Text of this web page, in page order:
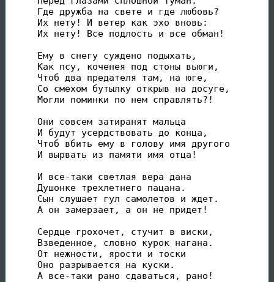
Где дружба на свете и где любовь?
Их нету! И ветер как эхо вновь:
Их нету! Все подлость и все обман!
Ему в снегу суждено подыхать,
Как псу, коченея под стоны вьюги,
Чтоб два предателя там, на юге,
Со смехом бутылку открыв на досуге,
Могли поминки по нем справлять?!
Они совсем затиранят мальца
И будут усердствовать до конца,
Чтоб вбить ему в голову имя другого
И вырвать из памяти имя отца!
И все-таки светлая вера дана
Душонке трехлетнего пацана.
Сын слушает гул самолетов и ждет.
А он замерзает, а он не придет!
Сердце грохочет, стучит в виски,
Взведенное, словно курок нагана.
От нежности, ярости и тоски
Оно разрывается на куски.
А все-таки рано сдаваться, рано!